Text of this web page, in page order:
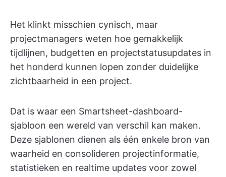
Het klinkt misschien cynisch, maar
projectmanagers weten hoe gemakkelijk
tijdlijnen, budgetten en projectstatusupdates in
het honderd kunnen lopen zonder duidelijke
zichtbaarheid in een project.
Dat is waar een Smartsheet-dashboard-
sjabloon een wereld van verschil kan maken.
Deze sjablonen dienen als één enkele bron van
waarheid en consolideren projectinformatie,
statistieken en realtime updates voor zowel